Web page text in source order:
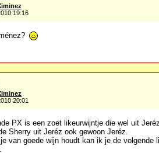
19:16
20:01
PX is een zoet likeurwijntje die wel uit
Sherry uit Jeréz ook gewoon Jeréz.
van goede wijn houdt kan ik je de